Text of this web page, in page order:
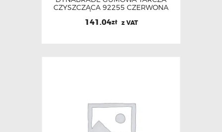
CZYSZCZĄCA 92255 CZERWONA
141.04zł z VAT